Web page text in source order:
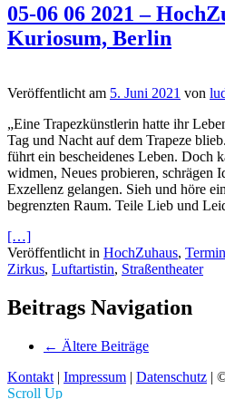
05-06 06 2021 –
Kuriosum, Berlin
Veröffentlicht am 5. Juni 2021 von
„Eine Trapezkünstlerin hatte ihr
Tag und Nacht auf dem Trapeze
führt ein bescheidenes Leben. Doch
widmen, Neues probieren, schrägen
Exzellenz gelangen. Sieh und höre
begrenzten Raum. Teile Lieb und
[…]
Veröffentlicht in HochZuhaus,
Zirkus, Luftartistin, Straßentheater
Beitrags Navigation
← Ältere Beiträge
Kontakt | Impressum | Datenschutz |
Scroll Up